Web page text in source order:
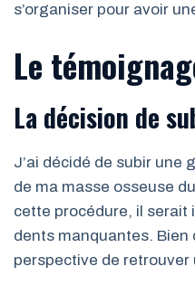
s’organiser pour avoir
Le
La décision de
J’ai décidé de subir
de ma masse osseuse
cette procédure, il serait
dents manquantes. Bien
perspective de retrouver